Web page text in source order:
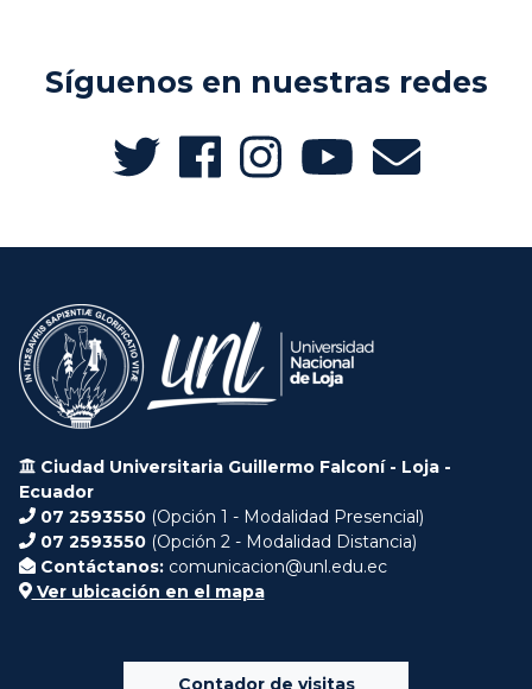
Síguenos en nuestras redes
Ciudad Universitaria Guillermo Falconí - Loja -
Ecuador
07 2593550 (Opción 1 - Modalidad Presencial)
07 2593550 (Opción 2 - Modalidad Distancia)
Contáctanos: comunicacion@unl.edu.ec
Ver ubicación en el mapa
Contador de visitas